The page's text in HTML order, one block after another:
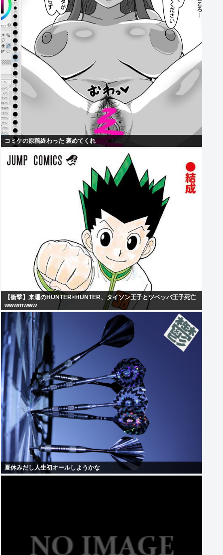
コミケの原稿終わった 褒めてくれ
【衝撃】来週のHUNTER×HUNTER、タイソン王子とツベッバ王子死亡
wwwmwww
夏休みだし人生初オールしようかな